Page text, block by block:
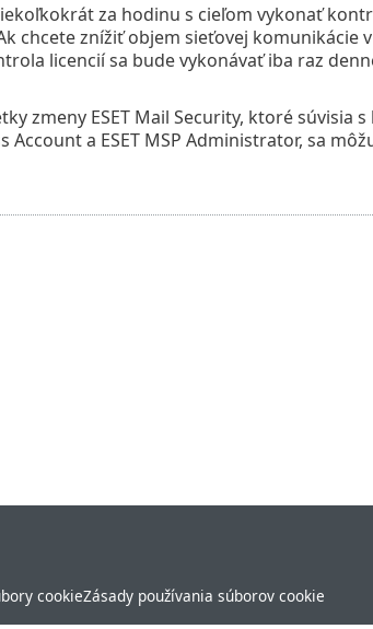
za hodinu s cieľom vykonať
chcete znížiť objem sieťovej komunikácie
licencií sa bude vykonávať iba raz
zmeny ESET Mail Security, ktoré súvisia
a ESET MSP Administrator, sa
cookieZásady používania súborov cookie